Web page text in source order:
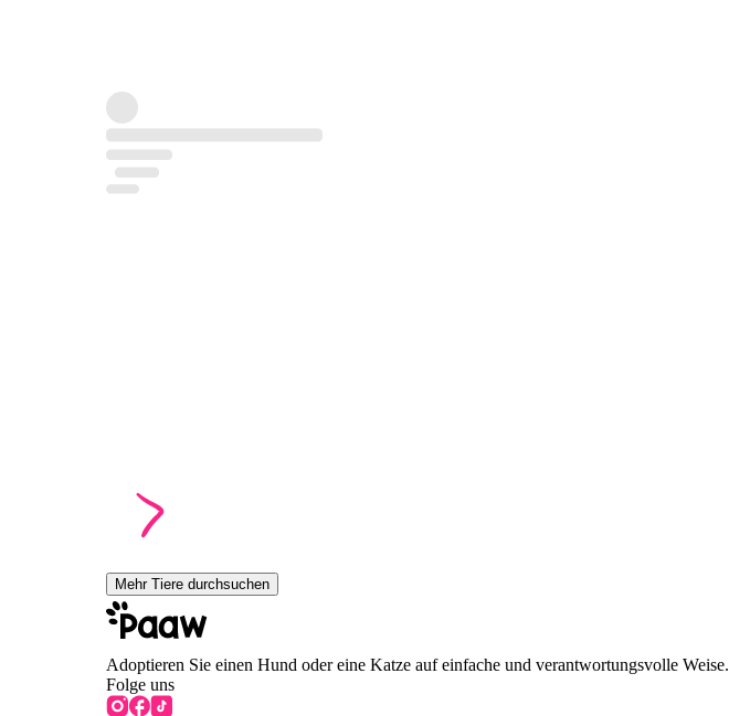
Mehr Tiere durchsuchen
Adoptieren Sie einen Hund oder eine Katze auf einfache und verantwortungsvolle Weise.
Folge uns